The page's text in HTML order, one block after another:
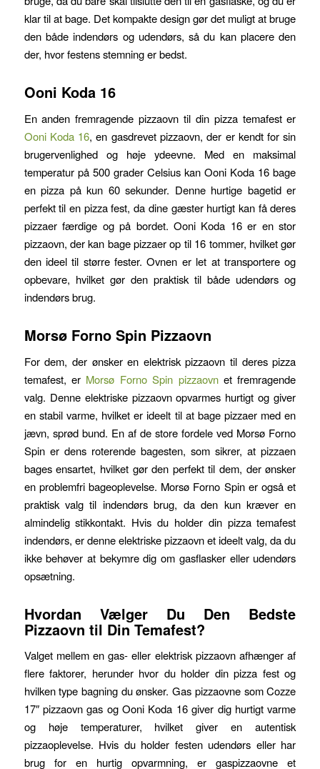
klar til at bage. Det kompakte design gør det muligt at bruge
den både indendørs og udendørs, så du kan placere den
der, hvor festens stemning er bedst.
Ooni Koda 16
En anden fremragende pizzaovn til din pizza temafest er
Ooni Koda 16, en gasdrevet pizzaovn, der er kendt for sin
brugervenlighed og høje ydeevne. Med en maksimal
temperatur på 500 grader Celsius kan Ooni Koda 16 bage
en pizza på kun 60 sekunder. Denne hurtige bagetid er
perfekt til en pizza fest, da dine gæster hurtigt kan få deres
pizzaer færdige og på bordet. Ooni Koda 16 er en stor
pizzaovn, der kan bage pizzaer op til 16 tommer, hvilket gør
den ideel til større fester. Ovnen er let at transportere og
opbevare, hvilket gør den praktisk til både udendørs og
indendørs brug.
Morsø Forno Spin Pizzaovn
For dem, der ønsker en elektrisk pizzaovn til deres pizza
temafest, er Morsø Forno Spin pizzaovnet fremragende
valg. Denne elektriske pizzaovn opvarmes hurtigt og giver
en stabil varme, hvilket er ideelt til at bage pizzaer med en
jævn, sprød bund. En af de store fordele ved Morsø Forno
Spin er dens roterende bagesten, som sikrer, at pizzaen
bages ensartet, hvilket gør den perfekt til dem, der ønsker
en problemfri bageoplevelse. Morsø Forno Spin er også et
praktisk valg til indendørs brug, da den kun kræver en
almindelig stikkontakt. Hvis du holder din pizza temafest
indendørs, er denne elektriske pizzaovn et ideelt valg, da du
ikke behøver at bekymre dig om gasflasker eller udendørs
opsætning.
Hvordan Vælger Du Den Bedste
Pizzaovn til Din Temafest?
Valget mellem en gas- eller elektrisk pizzaovn afhænger af
flere faktorer, herunder hvor du holder din pizza fest og
hvilken type bagning du ønsker. Gas pizzaovne som Cozze
17″ pizzaovn gas og Ooni Koda 16 giver dig hurtigt varme
og høje temperaturer, hvilket giver en autentisk
pizzaoplevelse. Hvis du holder festen udendørs eller har
brug for en hurtig opvarmning, er gaspizzaovne et